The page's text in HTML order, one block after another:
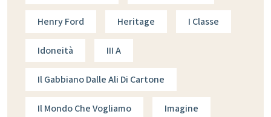
Henry Ford Heritage I Classe
Idoneità III A
Il Gabbiano Dalle Ali Di Cartone
Il Mondo Che Vogliamo Imagine